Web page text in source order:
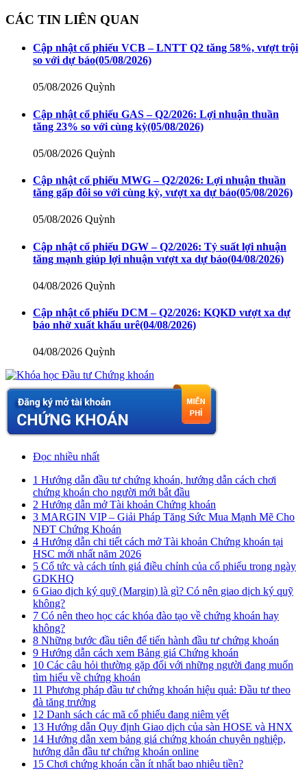
CÁC TIN LIÊN QUAN
Cập nhật cổ phiếu VCB – LNTT Q2 tăng 58%, vượt trội
so với dự báo(05/08/2026)
05/08/2026 Quỳnh
Cập nhật cổ phiếu GAS – Q2/2026: Lợi nhuận thuần
tăng 23% so với cùng kỳ(05/08/2026)
05/08/2026 Quỳnh
Cập nhật cổ phiếu MWG – Q2/2026: Lợi nhuận thuần
tăng gấp đôi so với cùng kỳ, vượt xa dự báo(05/08/2026)
05/08/2026 Quỳnh
Cập nhật cổ phiếu DGW – Q2/2026: Tỷ suất lợi nhuận
tăng mạnh giúp lợi nhuận vượt xa dự báo(04/08/2026)
04/08/2026 Quỳnh
Cập nhật cổ phiếu DCM – Q2/2026: KQKD vượt xa dự
báo nhờ xuất khẩu urê(04/08/2026)
04/08/2026 Quỳnh
Đọc nhiều nhất
1 Hướng dẫn đầu tư chứng khoán, hướng dẫn cách chơi
chứng khoán cho người mới bắt đầu
2 Hướng dẫn mở Tài khoản Chứng khoán
3 MARGIN VIP – Giải Pháp Tăng Sức Mua Mạnh Mẽ Cho
NĐT Chứng Khoán
4 Hướng dẫn chi tiết cách mở Tài khoản Chứng khoán tại
HSC mới nhất năm 2026
5 Cổ tức và cách tính giá điều chỉnh của cổ phiếu trong ngày
GDKHQ
6 Giao dịch ký quỹ (Margin) là gì? Có nên giao dịch ký quỹ
không?
7 Có nên theo học các khóa đào tạo về chứng khoán hay
không?
8 Những bước đầu tiên để tiến hành đầu tư chứng khoán
9 Hướng dẫn cách xem Bảng giá Chứng khoán
10 Các câu hỏi thường gặp đối với những người đang muốn
tìm hiểu về chứng khoán
11 Phương pháp đầu tư chứng khoán hiệu quả: Đầu tư theo
đà tăng trưởng
12 Danh sách các mã cổ phiếu đang niêm yết
13 Hướng dẫn Quy định Giao dịch của sàn HOSE và HNX
14 Hướng dẫn xem bảng giá chứng khoán chuyên nghiệp,
hướng dẫn đầu tư chứng khoán online
15 Chơi chứng khoán cần ít nhất bao nhiêu tiền?